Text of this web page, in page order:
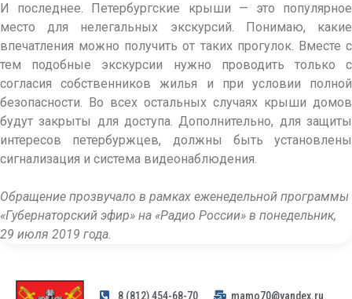
И последнее. Петербургские крыши — это популярное
место для нелегальных экскурсий. Понимаю, какие
впечатления можно получить от таких прогулок. Вместе с
тем подобные экскурсии нужно проводить только с
согласия собственников жилья и при условии полной
безопасности. Во всех остальных случаях крыши домов
будут закрыты для доступа. Дополнительно, для защиты
интересов петербуржцев, должны быть установлены
сигнализация и система видеонаблюдения.
Обращение прозвучало в рамках еженедельной программы
«Губернаторский эфир» на «Радио России» в понедельник,
29 июля 2019 года.
8 (812) 454-68-70
mamo70@yandex.ru